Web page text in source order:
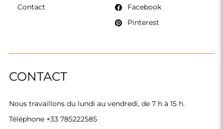
CONTACT
Nous travaillons du lundi au vendredi, de 7 h à 15 h.
Téléphone +33 785222585
Contact
Facebook
Pinterest